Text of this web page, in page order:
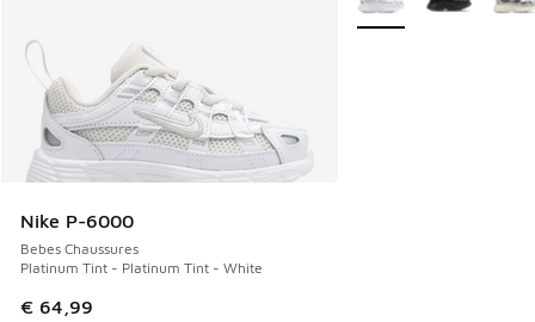
Nike P-6000
Bebes Chaussures
Platinum Tint - Platinum Tint - White
€ 64,99